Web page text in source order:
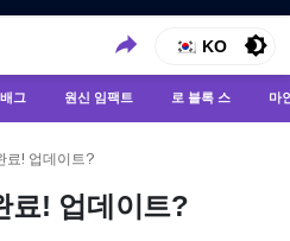
뉴스
에서만 최신 게임 뉴스 받기
KO
배그 원신 임팩트 로 블록 스 마
료! 업데이트?
료! 업데이트?